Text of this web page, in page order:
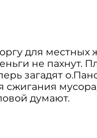
для местных
не пахнут.
загадят
сжигания
думают.